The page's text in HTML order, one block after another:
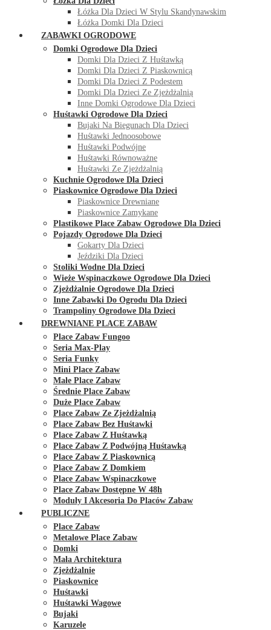
Łóżka Dla Dzieci W Stylu Skandynawskim
Łóżka Domki Dla Dzieci
ZABAWKI OGRODOWE
Domki Ogrodowe Dla Dzieci
Domki Dla Dzieci Z Huśtawką
Domki Dla Dzieci Z Piaskownicą
Domki Dla Dzieci Z Podestem
Domki Dla Dzieci Ze Zjeżdżalnią
Inne Domki Ogrodowe Dla Dzieci
Huśtawki Ogrodowe Dla Dzieci
Bujaki Na Biegunach Dla Dzieci
Huśtawki Jednoosobowe
Huśtawki Podwójne
Huśtawki Równoważne
Huśtawki Ze Zjeżdżalnią
Kuchnie Ogrodowe Dla Dzieci
Piaskownice Ogrodowe Dla Dzieci
Piaskownice Drewniane
Piaskownice Zamykane
Plastikowe Place Zabaw Ogrodowe Dla Dzieci
Pojazdy Ogrodowe Dla Dzieci
Gokarty Dla Dzieci
Jeździki Dla Dzieci
Stoliki Wodne Dla Dzieci
Wieże Wspinaczkowe Ogrodowe Dla Dzieci
Zjeżdżalnie Ogrodowe Dla Dzieci
Inne Zabawki Do Ogrodu Dla Dzieci
Trampoliny Ogrodowe Dla Dzieci
DREWNIANE PLACE ZABAW
Place Zabaw Fungoo
Seria Max-Play
Seria Funky
Mini Place Zabaw
Małe Place Zabaw
Średnie Place Zabaw
Duże Place Zabaw
Place Zabaw Ze Zjeżdżalnią
Place Zabaw Bez Huśtawki
Place Zabaw Z Huśtawką
Place Zabaw Z Podwójną Huśtawką
Place Zabaw Z Piaskownicą
Place Zabaw Z Domkiem
Place Zabaw Wspinaczkowe
Place Zabaw Dostępne W 48h
Moduły I Akcesoria Do Placów Zabaw
PUBLICZNE
Place Zabaw
Metalowe Place Zabaw
Domki
Mała Architektura
Zjeżdżalnie
Piaskownice
Huśtawki
Huśtawki Wagowe
Bujaki
Karuzele